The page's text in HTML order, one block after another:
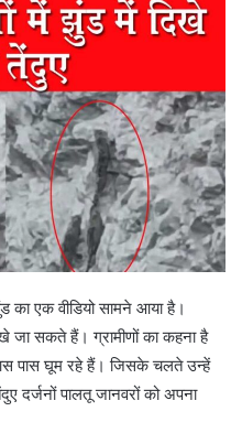
का एक वीडियो सामने आया है।
जा सकते हैं। ग्रामीणों का कहना है
आस पास घूम रहे हैं। जिसके चलते उन्हें
दर्जनों पालतू जानवरों को अपना